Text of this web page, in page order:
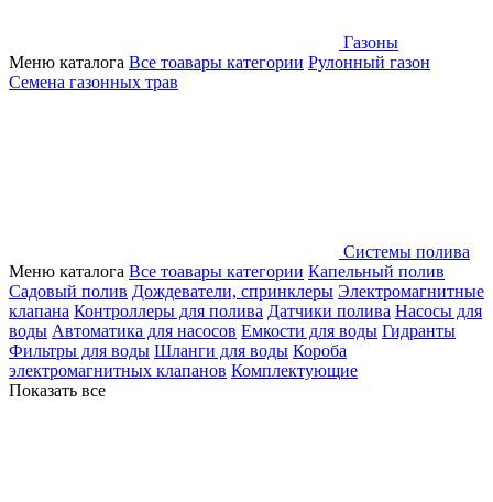
Газоны
Меню каталога Все тоавары категории Рулонный газон
Семена газонных трав
Системы полива
Меню каталога Все тоавары категории Капельный полив
Садовый полив Дождеватели, спринклеры Электромагнитные
клапана Контроллеры для полива Датчики полива Насосы для
воды Автоматика для насосов Емкости для воды Гидранты
Фильтры для воды Шланги для воды Короба
электромагнитных клапанов Комплектующие
Показать все